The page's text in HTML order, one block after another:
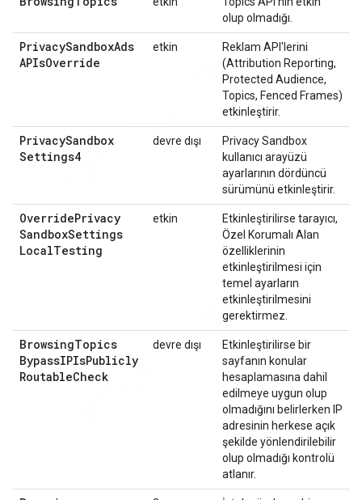
olup olmadığı.
PrivacySandboxAds
APIsOverride
etkin
Reklam API'lerini
(Attribution Reporting,
Protected Audience,
Topics, Fenced Frames)
etkinleştirir.
PrivacySandbox
Settings4
devre dışı
Privacy Sandbox
kullanıcı arayüzü
ayarlarının dördüncü
sürümünü etkinleştirir.
OverridePrivacy
SandboxSettings
LocalTesting
etkin
Etkinleştirilirse tarayıcı,
Özel Korumalı Alan
özelliklerinin
etkinleştirilmesi için
temel ayarların
etkinleştirilmesini
gerektirmez.
BrowsingTopics
BypassIPIsPublicly
RoutableCheck
devre dışı
Etkinleştirilirse bir
sayfanın konular
hesaplamasına dahil
edilmeye uygun olup
olmadığını belirlerken IP
adresinin herkese açık
şekilde yönlendirilebilir
olup olmadığı kontrolü
atlanır.